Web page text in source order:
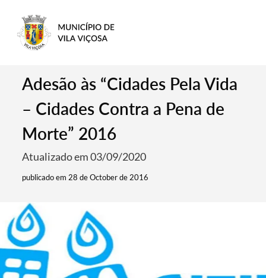
Adesão às “Cidades Pela Vida
– Cidades Contra a Pena de
Morte” 2016
Atualizado em 03/09/2020
publicado em 28 de October de 2016